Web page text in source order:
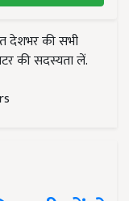
देशभर की सभी
की सदस्यता लें.